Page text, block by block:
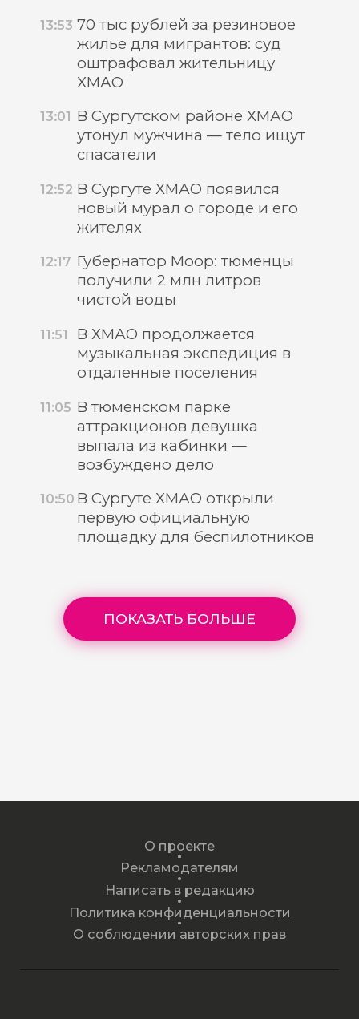
13:53 70 тыс рублей за резиновое
жилье для мигрантов: суд
оштрафовал жительницу
ХМАО
13:01 В Сургутском районе ХМАО
утонул мужчина — тело ищут
спасатели
12:52 В Сургуте ХМАО появился
новый мурал о городе и его
жителях
12:17 Губернатор Моор: тюменцы
получили 2 млн литров
чистой воды
11:51
В ХМАО продолжается
музыкальная экспедиция в
отдаленные поселения
11:05 В тюменском парке
аттракционов девушка
выпала из кабинки —
возбуждено дело
10:50 В Сургуте ХМАО открыли
первую официальную
площадку для беспилотников
ПОКАЗАТЬ БОЛЬШЕ
О проекте
Рекламодателям
Написать в редакцию
Политика конфиденциальности
О соблюдении авторских прав